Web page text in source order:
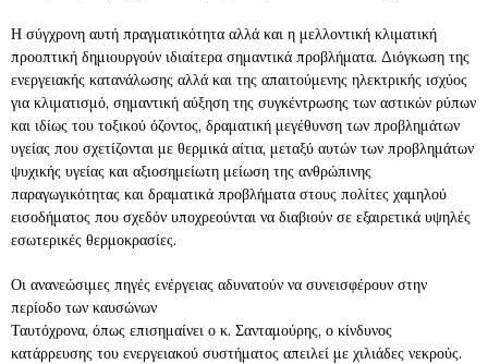
Η σύγχρονη αυτή πραγματικότητα αλλά και η μελλοντική κλιματική
προοπτική δημιουργούν ιδιαίτερα σημαντικά προβλήματα. Διόγκωση της
ενεργειακής κατανάλωσης αλλά και της απαιτούμενης ηλεκτρικής ισχύος
για κλιματισμό, σημαντική αύξηση της συγκέντρωσης των αστικών ρύπων
και ιδίως του τοξικού όζοντος, δραματική μεγέθυνση των προβλημάτων
υγείας που σχετίζονται με θερμικά αίτια, μεταξύ αυτών των προβλημάτων
ψυχικής υγείας και αξιοσημείωτη μείωση της ανθρώπινης
παραγωγικότητας και δραματικά προβλήματα στους πολίτες χαμηλού
εισοδήματος που σχεδόν υποχρεούνται να διαβιούν σε εξαιρετικά υψηλές
εσωτερικές θερμοκρασίες.
Οι ανανεώσιμες πηγές ενέργειας αδυνατούν να συνεισφέρουν στην
περίοδο των καυσώνων
Ταυτόχρονα, όπως επισημαίνει ο κ. Σανταμούρης, ο κίνδυνος
κατάρρευσης του ενεργειακού συστήματος απειλεί με χιλιάδες νεκρούς.